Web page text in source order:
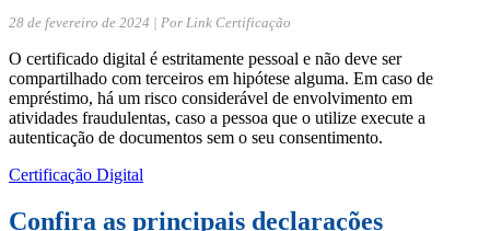
28 de fevereiro de 2024 | Por Link Certificação
O certificado digital é estritamente pessoal e não deve ser
compartilhado com terceiros em hipótese alguma. Em caso de
empréstimo, há um risco considerável de envolvimento em
atividades fraudulentas, caso a pessoa que o utilize execute a
autenticação de documentos sem o seu consentimento.
Certificação Digital
Confira as principais declarações